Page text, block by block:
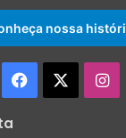
nossa
Facebook